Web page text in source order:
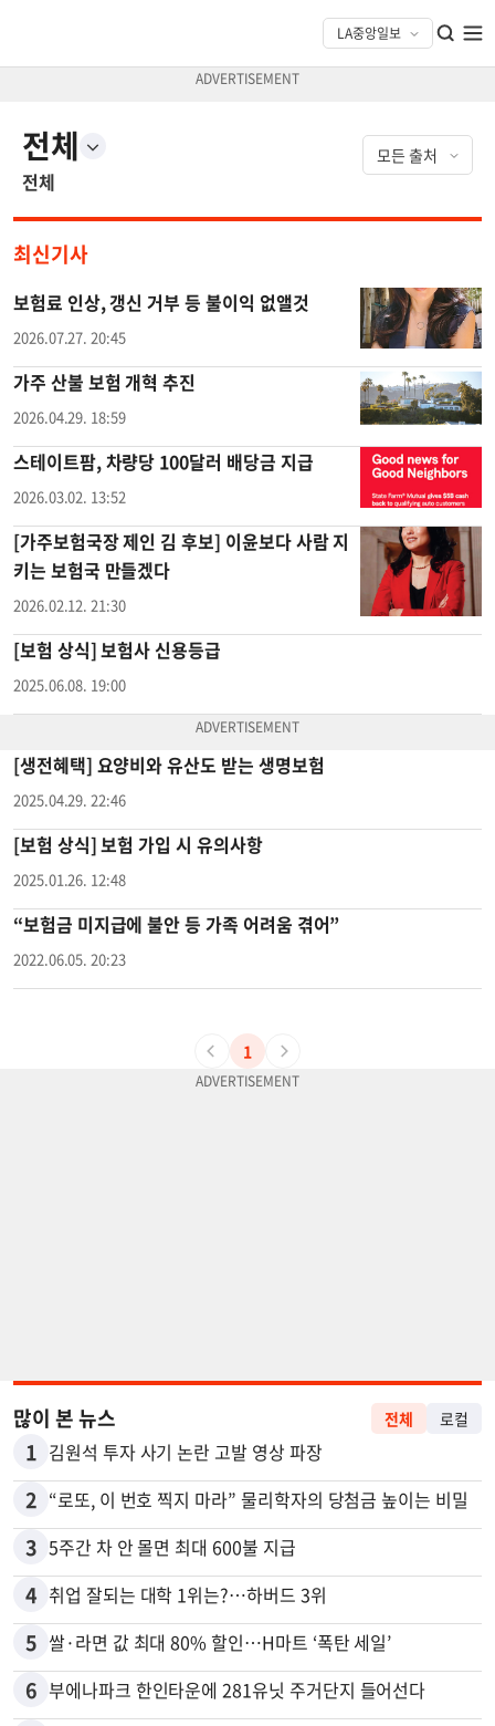
전체
전체
최신기사
보험료 인상, 갱신 거부 등 불이익 없앨것
2026.07.27. 20:45
가주 산불 보험 개혁 추진
2026.04.29. 18:59
스테이트팜, 차량당 100달러 배당금 지급
2026.03.02. 13:52
[가주보험국장 제인 김 후보] 이윤보다 사람 지
키는 보험국 만들겠다
2026.02.12. 21:30
[보험 상식] 보험사 신용등급
2025.06.08. 19:00
[생전혜택] 요양비와 유산도 받는 생명보험
2025.04.29. 22:46
[보험 상식] 보험 가입 시 유의사항
2025.01.26. 12:48
“보험금 미지급에 불안 등 가족 어려움 겪어”
2022.06.05. 20:23
1
많이 본 뉴스 전체 로컬
1 김원석 투자 사기 논란 고발 영상 파장
2 “로또, 이 번호 찍지 마라” 물리학자의 당첨금 높이는 비밀
3 5주간 차 안 몰면 최대 600불 지급
4 취업 잘되는 대학 1위는?…하버드 3위
5 쌀·라면 값 최대 80% 할인…H마트 ‘폭탄 세일’
6 부에나파크 한인타운에 281유닛 주거단지 들어선다